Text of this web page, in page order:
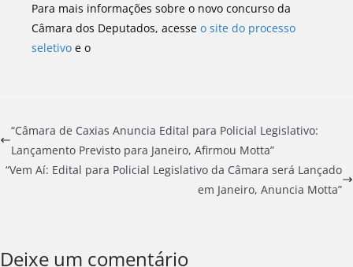
Para mais informações sobre o novo concurso da
Câmara dos Deputados, acesse o site do processo
seletivo e o
“Câmara de Caxias Anuncia Edital para Policial Legislativo:
Lançamento Previsto para Janeiro, Afirmou Motta”
“Vem Aí: Edital para Policial Legislativo da Câmara será Lançado
em Janeiro, Anuncia Motta”
Deixe um comentário